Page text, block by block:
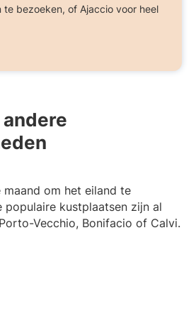
te bezoeken, of Ajaccio voor heel
andere
maand om het eiland te
populaire kustplaatsen zijn al
Vecchio, Bonifacio of Calvi.